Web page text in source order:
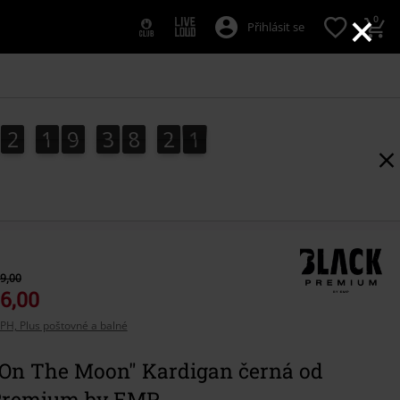
×
Přihlásit se 0
2
2 1
1 9
9 3
3 8
8 1
2
1 8
9
8
0
9
Plus poštovné a balné
The Moon" Kardigan černá od